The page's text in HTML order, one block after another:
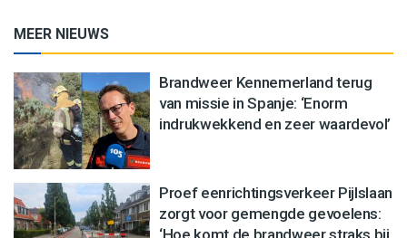
MEER NIEUWS
Brandweer Kennemerland terug
van missie in Spanje: ‘Enorm
indrukwekkend en zeer waardevol’
Proef eenrichtingsverkeer Pijlslaan
zorgt voor gemengde gevoelens: